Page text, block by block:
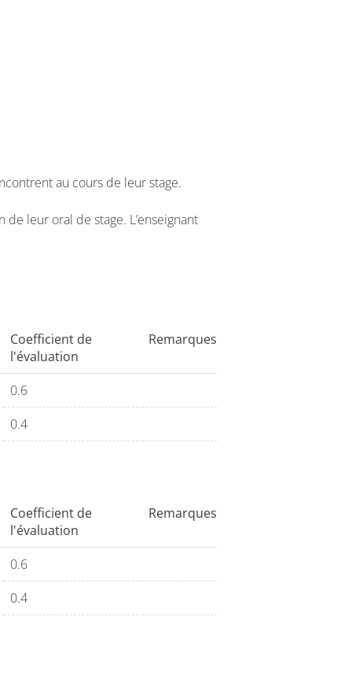
au cours de leur stage.
leur oral de stage. L’enseignant
Coefficient de
l'évaluation
Remarques
0.6
0.4
Coefficient de
l'évaluation
Remarques
0.6
0.4